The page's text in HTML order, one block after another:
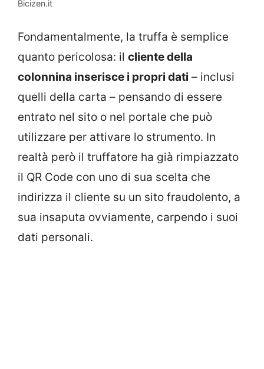
Bicizen.it
Fondamentalmente, la truffa è semplice
quanto pericolosa: il cliente della
colonnina inserisce i propri dati – inclusi
quelli della carta – pensando di essere
entrato nel sito o nel portale che può
utilizzare per attivare lo strumento. In
realtà però il truffatore ha già rimpiazzato
il QR Code con uno di sua scelta che
indirizza il cliente su un sito fraudolento, a
sua insaputa ovviamente, carpendo i suoi
dati personali.